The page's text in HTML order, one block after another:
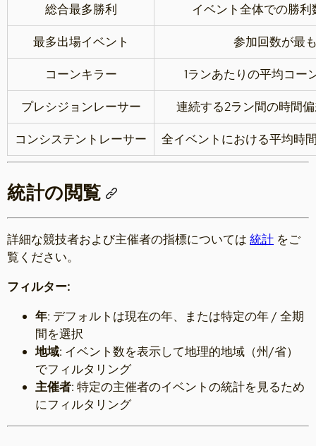
総合最多勝利 イベント全体での勝利
最多出場イベント 参加回数が最
コーンキラー 1ランあたりの平均コー
プレシジョンレーサー 連続する2ラン間の時間
コンシステントレーサー 全イベントにおける平均時
統計の閲覧
詳細な競技者および主催者の指標については 統計 をご
覧ください。
フィルター:
年: デフォルトは現在の年、または特定の年 / 全期
間を選択
地域: イベント数を表示して地理的地域（州/省）
でフィルタリング
主催者: 特定の主催者のイベントの統計を見るため
にフィルタリング